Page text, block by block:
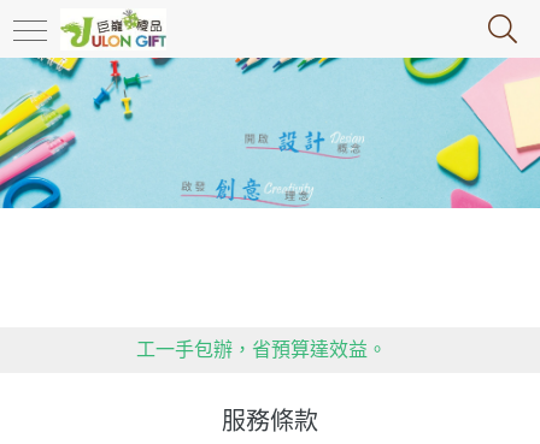
工一手包辦，省預算達效益。
薦，多款精緻禮品等你挑！
服務條款